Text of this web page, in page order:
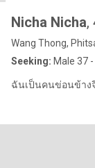
Nicha Nicha,
Wang Thong,
Seeking: Male 37
ฉันเป็นคนข่อนข้าง